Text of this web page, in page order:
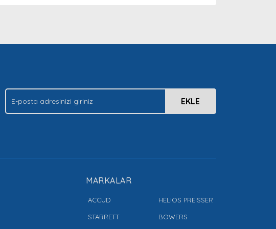
EKLE
MARKALAR
ACCUD
STARRETT
HELIOS PREISSER
BOWERS